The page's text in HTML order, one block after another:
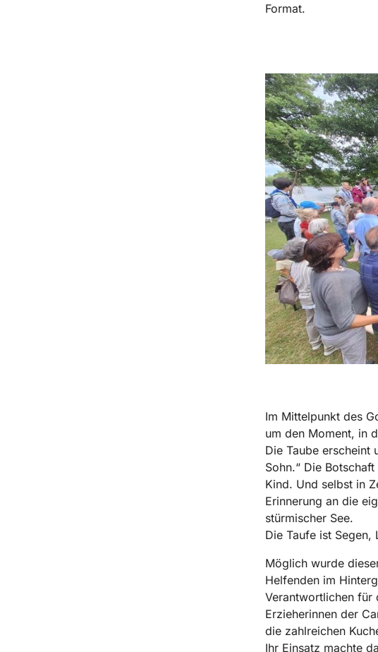
Format.
Im Mittelpunkt des
um den Moment, in
Die Taube erscheint
Sohn.“ Die
Kind. Und selbst in
Erinnerung an die
stürmischer See.
Die Taufe ist
Möglich wurde
Helfenden im
Verantwortlichen für
Erzieherinnen der
die zahlreichen
Ihr Einsatz machte